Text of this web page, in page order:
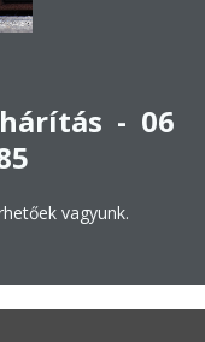
- 06
vagyunk.